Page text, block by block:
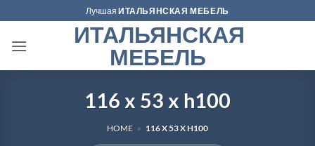
to
content
ЛучшаяИТАЛЬЯНСКАЯ МЕБЕЛЬ
ИТАЛЬЯНСКАЯ
МЕБЕЛЬ
116 x 53 x h100
HOME » 116 X 53 X H100